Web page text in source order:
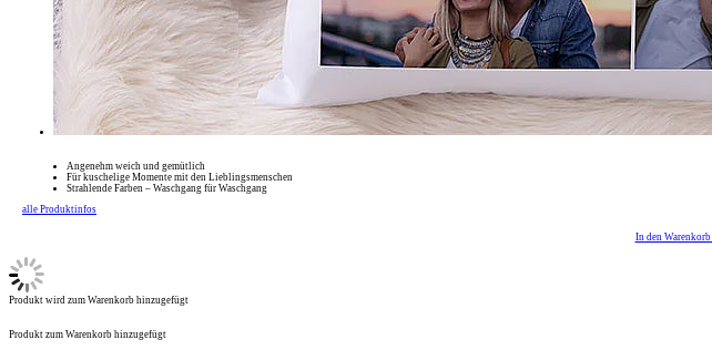
Angenehm weich und gemütlich
Für kuschelige Momente mit den Lieblingsmenschen
Strahlende Farben – Waschgang für Waschgang
alle Produktinfos
In den Warenkorb
Produkt wird zum Warenkorb hinzugefügt
Produkt zum Warenkorb hinzugefügt